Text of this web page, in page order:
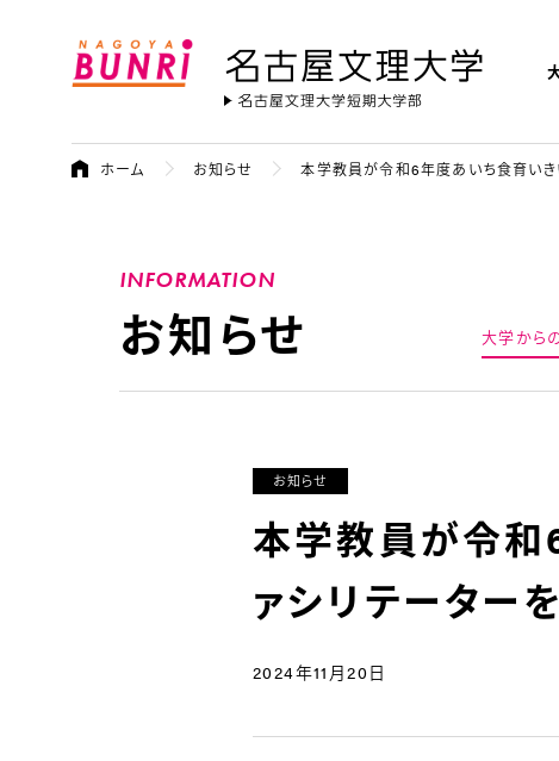
名古屋文理大学
ホーム お知らせ 本学教員が令和6年度あいち食育いき
INFORMATION
お知らせ 大学から
お知らせ
本学教員が令和
ァシリテーター
2024年11月20日